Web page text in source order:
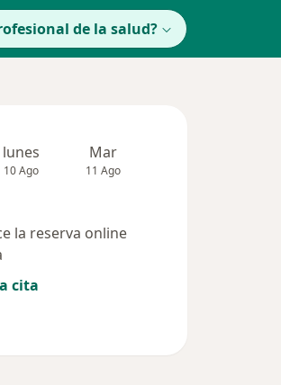
de la salud?
lunes
10 Ago
Mar
11 Ago
la reserva online
cita